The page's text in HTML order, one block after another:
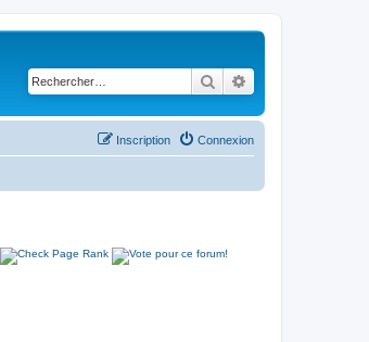
Rechercher
Connexion
Inscription